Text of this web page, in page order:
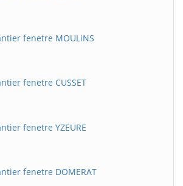
fenetre MOULiNS
fenetre CUSSET
fenetre YZEURE
fenetre DOMERAT